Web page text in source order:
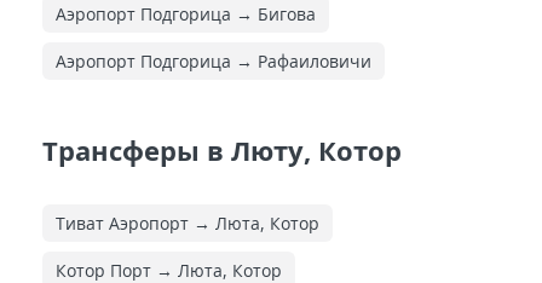
Аэропорт Подгорица → Бигова
Аэропорт Подгорица → Рафаиловичи
Трансферы в Люту, Котор
Тиват Аэропорт → Люта, Котор
Котор Порт → Люта, Котор